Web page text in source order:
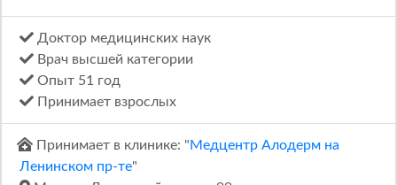
Доктор медицинских наук
Врач высшей категории
Опыт 51 год
Принимает взрослых
Принимает в клинике: "Медцентр Алодерм на
Ленинском пр-те"